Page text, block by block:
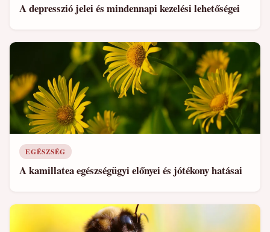
A depresszió jelei és mindennapi kezelési lehetőségei
EGÉSZSÉG
A kamillatea egészségügyi előnyei és jótékony hatásai